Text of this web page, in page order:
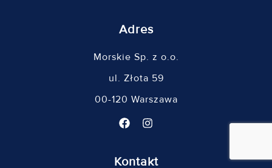
Adres
Morskie Sp. z o.o.
ul. Złota 59
00-120 Warszawa
Kontakt